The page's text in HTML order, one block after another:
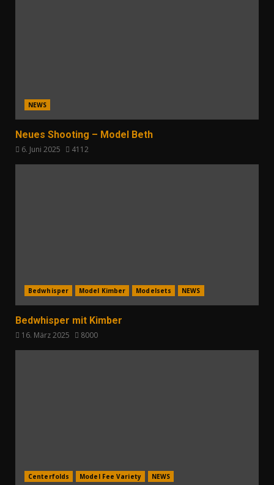
NEWS
Neues Shooting – Model Beth
6. Juni 2025 4112
Bedwhisper Model Kimber Modelsets NEWS
Bedwhisper mit Kimber
16. März 2025 8000
Centerfolds Model Fee Variety NEWS